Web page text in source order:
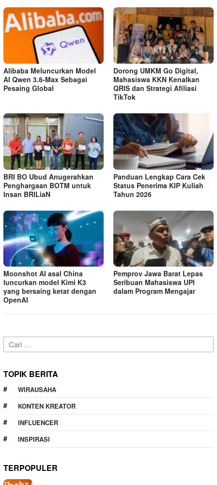
Alibaba Meluncurkan Model
AI Qwen 3.8-Max Sebagai
Pesaing Global
Dorong UMKM Go Digital,
Mahasiswa KKN Kenalkan
QRIS dan Strategi Afiliasi
TikTok
BRI BO Ubud Anugerahkan
Penghargaan BOTM untuk
Insan BRILiaN
Panduan Lengkap Cara Cek
Status Penerima KIP Kuliah
Tahun 2026
Moonshot AI asal China
luncurkan model Kimi K3
yang bersaing ketat dengan
OpenAI
Pemprov Jawa Barat Lepas
Seribuan Mahasiswa UPI
dalam Program Mengajar
Cari
untuk:
TOPIK BERITA
WIRAUSAHA
KONTEN KREATOR
INFLUENCER
INSPIRASI
TERPOPULER